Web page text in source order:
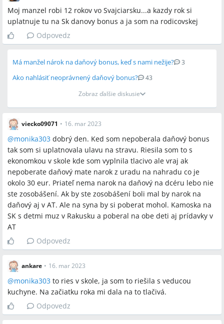
Moj manzel robi 12 rokov vo Svajciarsku...a kazdy rok si
uplatnuje tu na Sk danovy bonus a ja som na rodicovskej
Odpovedz
Má manžel nárok na daňový bonus, keď s nami nežije? 3
Ako nahlásiť neoprávnený daňový bonus?
43
Zobraz ďalšie diskusie
viecko09071 • 16. mar 2023
@monika303 dobrý den. Ked som nepoberala daňový bonus
tak som si uplatnovala ulavu na stravu. Riesila som to s
ekonomkou v skole kde som vyplnila tlacivo ale vraj ak
nepoberate daňový mate narok z uradu na nahradu co je
okolo 30 eur. Priateľ nema narok na daňový na dcéru lebo nie
ste zosobášení. Ak by ste zosobášení boli mal by narok na
daňový aj v AT. Ale na syna by si poberat mohol. Kamoska na
SK s detmi muz v Rakusku a poberal na obe deti aj prídavky v
AT
Odpovedz
ankare • 16. mar 2023
@monika303 to ries v skole, ja som to riešila s veducou
kuchyne. Na začiatku roka mi dala na to tlačivá.
Odpovedz